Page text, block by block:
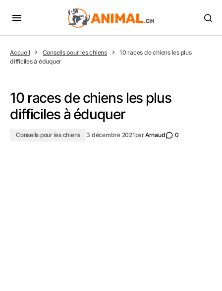
Accueil Conseils pour les chiens
10 races de chiens les plus
difficiles à éduquer
10 races de chiens les plus
difficiles à éduquer
Conseils pour les chiens 3 décembre 2021parArnaud 0